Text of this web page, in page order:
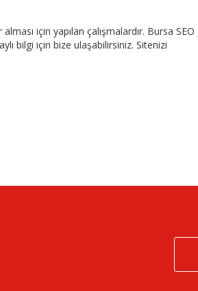
için yapılan çalışmalardır. Bursa SEO
bilgi için bize ulaşabilirsiniz. Sitenizi